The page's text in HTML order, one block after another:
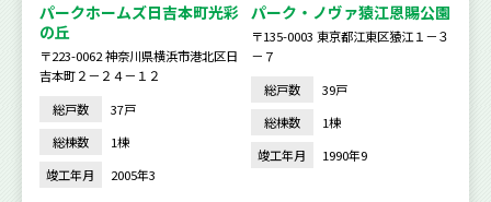
パークホームズ日吉本町光彩
の丘
〒223-0062 神奈川県横浜市港北区日
吉本町２－２４－１２
総戸数
37戸
総棟数
1棟
竣工年月
2005年3
パーク・ノヴァ猿江恩賜公園
〒135-0003 東京都江東区猿江１－３
－７
総戸数
39戸
総棟数
1棟
竣工年月
1990年9